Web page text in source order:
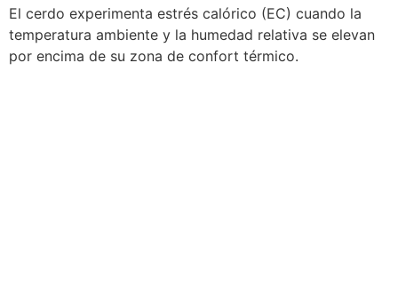
El cerdo experimenta estrés calórico (EC) cuando la
temperatura ambiente y la humedad relativa se elevan
por encima de su zona de confort térmico.